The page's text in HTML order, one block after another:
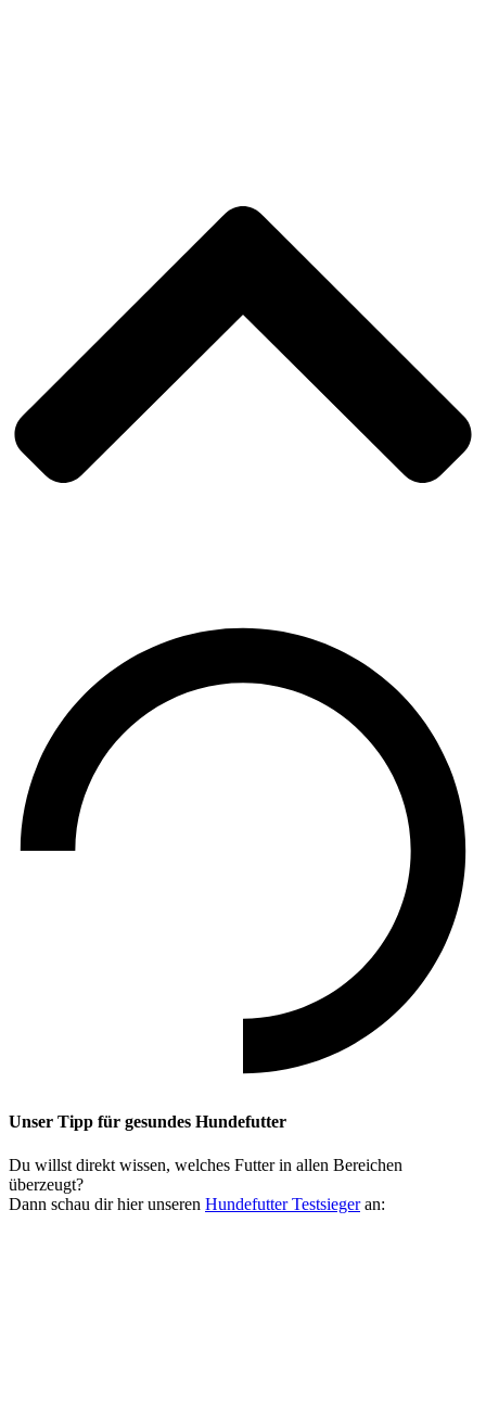
Unser Tipp für gesundes Hundefutter
Du willst direkt wissen, welches Futter in allen Bereichen
überzeugt?
Dann schau dir hier unseren Hundefutter Testsiegeran: